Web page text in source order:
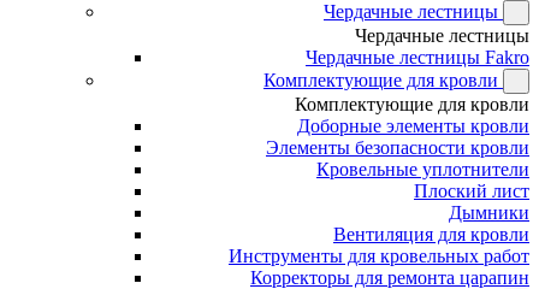
Чердачные лестницы
Чердачные лестницы
Чердачные лестницы Fakro
Комплектующие для кровли
Комплектующие для кровли
Доборные элементы кровли
Элементы безопасности кровли
Кровельные уплотнители
Плоский лист
Дымники
Вентиляция для кровли
Инструменты для кровельных работ
Корректоры для ремонта царапин